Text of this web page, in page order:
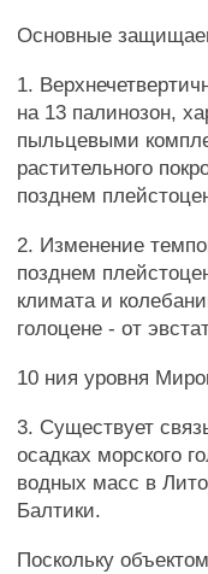
Основные
1.
на 13 палинозон,
пыльцевыми
растительного
позднем
2. Изменение
позднем
климата и
голоцене - от
10 ния уровня
3. Существует
осадках морского
водных масс в
Балтики.
Поскольку